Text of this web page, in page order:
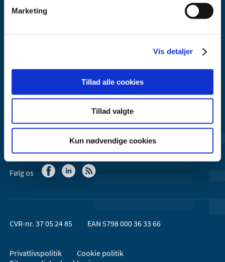
Marketing
Vis detaljer
Tillad alle cookies
Tillad valgte
Kun nødvendige cookies
Lægemiddelstyrelsen
Axel Heides Gade 1
Sundheds- og Kirkeministeriet.
Kontakt Lægemiddelstyrelsen
44 88 95 95 (kl. 9 - 15)
Følg os
CVR-nr. 37 05 24 85 EAN 5798 000 36 33 66
Privatlivspolitik
Cookie politik